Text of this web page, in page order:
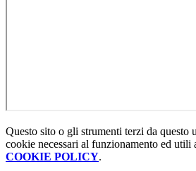
Questo sito o gli strumenti terzi da questo
cookie necessari al funzionamento ed
COOKIE POLICY.